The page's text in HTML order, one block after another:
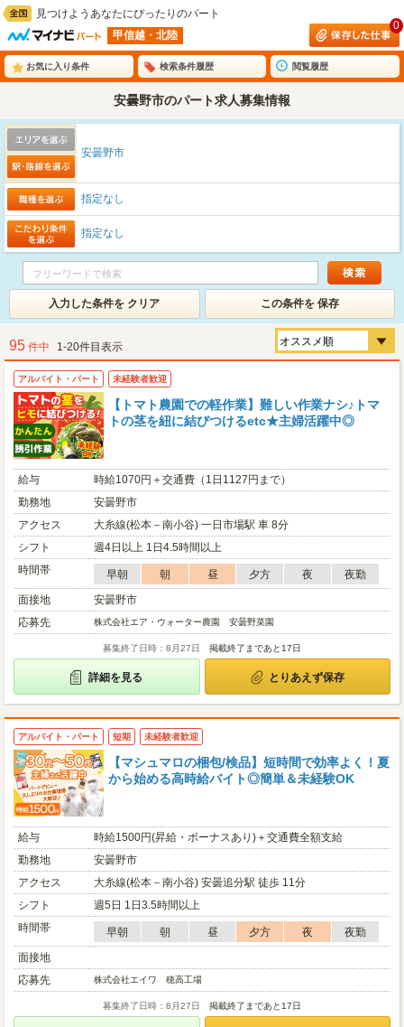
見つけようあなたにぴったりのパート
甲信越・北陸
0
お気に入り条件 検索条件履歴 閲覧履歴
安曇野市のパート求人募集情報
安曇野市
指定なし
指定なし
入力した条件を クリア この条件を 保存
95 件中 1-20件目表示
アルバイト・パート 未経験者歓迎
【トマト農園での軽作業】難しい作業ナシ♪トマ
トの茎を紐に結びつけるetc★主婦活躍中◎
給与
時給1070円＋交通費（1日1127円まで）
勤務地
安曇野市
アクセス
大糸線(松本－南小谷) 一日市場駅 車 8分
シフト
週4日以上 1日4.5時間以上
時間帯
早朝 朝 昼 夕方 夜
夜勤
面接地
安曇野市
応募先
株式会社エア・ウォーター農園 安曇野菜園
募集終了日時：8月27日 掲載終了まであと17日
詳細を見る とりあえず保存
アルバイト・パート 短期 未経験者歓迎
【マシュマロの梱包/検品】短時間で効率よく！夏
から始める高時給バイト◎簡単＆未経験OK
給与
時給1500円(昇給・ボーナスあり)＋交通費全額支給
勤務地
安曇野市
アクセス
大糸線(松本－南小谷) 安曇追分駅 徒歩 11分
シフト
週5日 1日3.5時間以上
時間帯
早朝 朝 昼 夕方 夜
夜勤
面接地
応募先
株式会社エイワ 穂高工場
募集終了日時：8月27日 掲載終了まであと17日